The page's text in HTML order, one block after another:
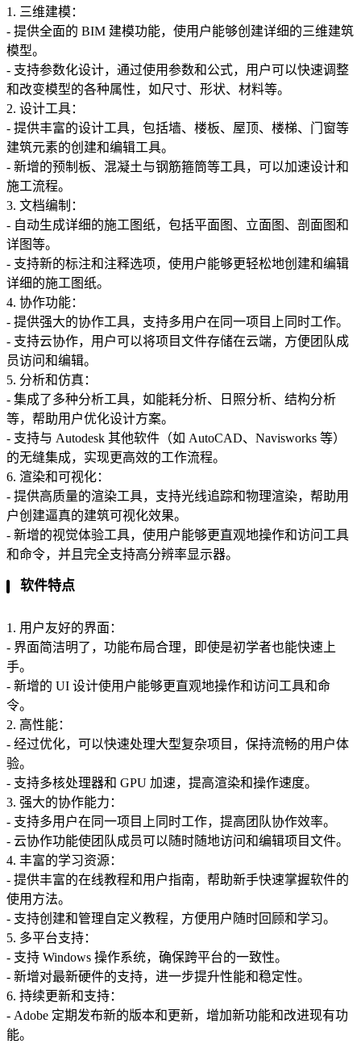
1. 三维建模：
- 提供全面的 BIM 建模功能，使用户能够创建详细的三维建筑
模型。
- 支持参数化设计，通过使用参数和公式，用户可以快速调整
和改变模型的各种属性，如尺寸、形状、材料等。
2. 设计工具：
- 提供丰富的设计工具，包括墙、楼板、屋顶、楼梯、门窗等
建筑元素的创建和编辑工具。
- 新增的预制板、混凝土与钢筋箍筒等工具，可以加速设计和
施工流程。
3. 文档编制：
- 自动生成详细的施工图纸，包括平面图、立面图、剖面图和
详图等。
- 支持新的标注和注释选项，使用户能够更轻松地创建和编辑
详细的施工图纸。
4. 协作功能：
- 提供强大的协作工具，支持多用户在同一项目上同时工作。
- 支持云协作，用户可以将项目文件存储在云端，方便团队成
员访问和编辑。
5. 分析和仿真：
- 集成了多种分析工具，如能耗分析、日照分析、结构分析
等，帮助用户优化设计方案。
- 支持与 Autodesk 其他软件（如 AutoCAD、Navisworks 等）
的无缝集成，实现更高效的工作流程。
6. 渲染和可视化：
- 提供高质量的渲染工具，支持光线追踪和物理渲染，帮助用
户创建逼真的建筑可视化效果。
- 新增的视觉体验工具，使用户能够更直观地操作和访问工具
和命令，并且完全支持高分辨率显示器。
软件特点
1. 用户友好的界面：
- 界面简洁明了，功能布局合理，即使是初学者也能快速上
手。
- 新增的 UI 设计使用户能够更直观地操作和访问工具和命
令。
2. 高性能：
- 经过优化，可以快速处理大型复杂项目，保持流畅的用户体
验。
- 支持多核处理器和 GPU 加速，提高渲染和操作速度。
3. 强大的协作能力：
- 支持多用户在同一项目上同时工作，提高团队协作效率。
- 云协作功能使团队成员可以随时随地访问和编辑项目文件。
4. 丰富的学习资源：
- 提供丰富的在线教程和用户指南，帮助新手快速掌握软件的
使用方法。
- 支持创建和管理自定义教程，方便用户随时回顾和学习。
5. 多平台支持：
- 支持 Windows 操作系统，确保跨平台的一致性。
- 新增对最新硬件的支持，进一步提升性能和稳定性。
6. 持续更新和支持：
- Adobe 定期发布新的版本和更新，增加新功能和改进现有功
能。